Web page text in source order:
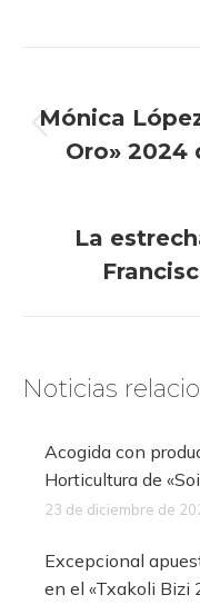
entre
Mónica
Oro» 2024
La
Noticias
Acogida con
Horticultura de
23 de diciembre de
Excepcional
en el «Txakoli Bizi